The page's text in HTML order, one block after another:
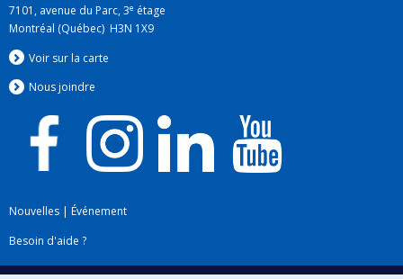
7101, avenue du Parc, 3e étage
Montréal (Québec) H3N 1X9
Voir sur la carte
Nous joindre
Nouvelles | Événement
Besoin d'aide ?
Plan du site|Accessibilité